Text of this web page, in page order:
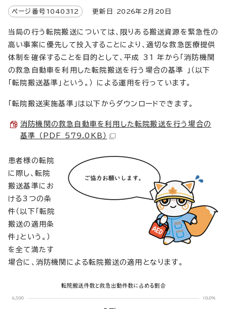
ページ番号 1040312 更新日 2026年2月 20 日
当局の行う転院搬送については、限りある搬送資源を緊急性の
高い事案に優先して投入することにより、適切な救急医療提供
体制を確保することを目的として、平成 31 年から「消防機関
の救急自動車を利用した転院搬送を行う場合の基準 」（以下
「転院搬送基準」という。） による運用を行っています。
「転院搬送実施基準」は以下からダウンロードできます。
消防機関の救急自動車を利用した転院搬送を行う場合の
基準 （PDF 579.0KB）
患者様の転院
に際し、転院
搬送基準にお
ける3つの条
件（以下「転院
搬送の適用条
件」という。）
を全て満たす
場合に、消防機関による転院搬送の適用となります。